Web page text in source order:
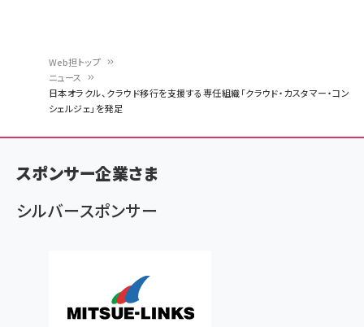
く
ず
Web担トップ
ニュース
日本オラクル、クラウド移行を支援する専任組織「クラウド・カスタマー・コン
シェルジェ」を発足
スポンサー企業さま
シルバースポンサー